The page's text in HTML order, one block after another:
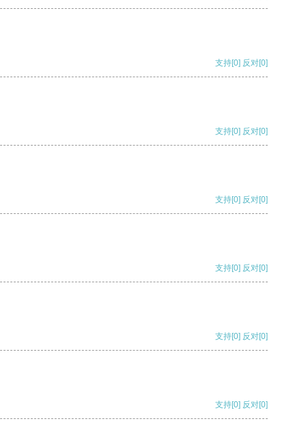
支持[0] 反对[0]
支持[0] 反对[0]
支持[0] 反对[0]
支持[0] 反对[0]
支持[0] 反对[0]
支持[0] 反对[0]